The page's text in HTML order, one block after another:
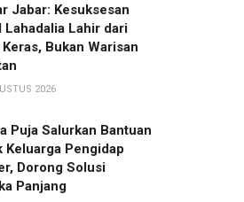
Jabar: Kesuksesan
Lahadalia Lahir dari
Keras, Bukan Warisan
2026
Puja Salurkan Bantuan
Keluarga Pengidap
Dorong Solusi
Panjang